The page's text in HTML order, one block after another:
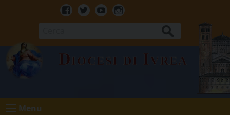
Facebook
TwitterYoutubeInstagram
Diocesi di Ivrea
Menu